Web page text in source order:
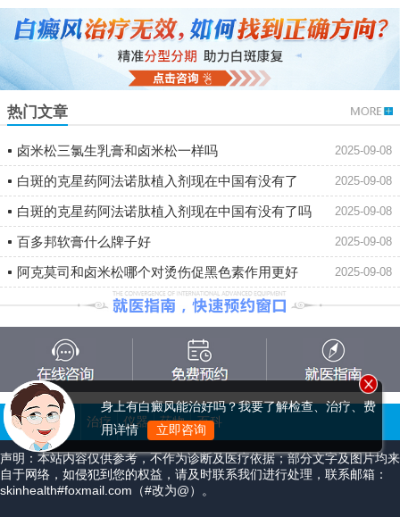
热门文章
卤米松三氯生乳膏和卤米松一样吗 2025-09-08
白斑的克星药阿法诺肽植入剂现在中国有没有了 2025-09-08
白斑的克星药阿法诺肽植入剂现在中国有没有了吗 2025-09-08
百多邦软膏什么牌子好 2025-09-08
阿克莫司和卤米松哪个对烫伤促黑色素作用更好 2025-09-08
主页 症状 治疗 仪器 药物 百科
声明：本站内容仅供参考，不作为诊断及医疗依据；部分文字及图片均来
自于网络，如侵犯到您的权益，请及时联系我们进行处理，联系邮箱：
skinhealth#foxmail.com（#改为@）。
身上有白癜风能治好吗？我要了解检查、治疗、费
用详情
立即咨询